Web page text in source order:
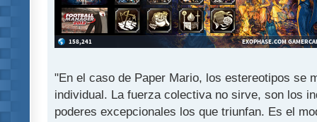
"En el caso de Paper Mario, los estereotipos se
individual. La fuerza colectiva no sirve, son los
poderes excepcionales los que triunfan. Es el